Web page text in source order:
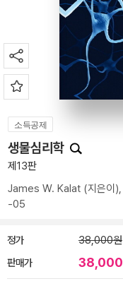
소득공제
생물심리학
제13판
James W. Kalat (지은이),
-05
정가 38,000원
판매가 38,000